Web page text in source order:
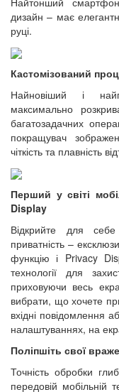
дизайн – має
руці.
Кастомізований
Найновіший і
максимально
багатозадачних
покращувач
чіткість та плавність
Перший у світі
Display
Відкрийте для
приватність –
функцію і Privacy
технології для
приховуючи весь
вибрати, що хочете
вхідні повідомлення
налаштуваннях, на
Поліпшіть свої
Точність обробки
передовій мобільній